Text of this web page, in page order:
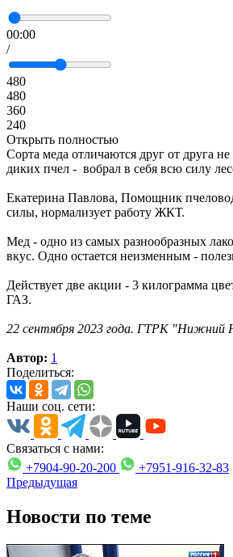
00:00
/
480
480
360
240
Открыть полностью
Сорта меда отличаются друг от друга
диких пчел - вобрал в себя всю силу
Екатерина Павлова, Помощник
силы, нормализует работу ЖКТ.
Мед - одно из самых разнообразных
вкус. Одно остается неизменным -
Действует две акции - 3 килограмма
ГАЗ.
22 сентября 2023 года. ГТРК "Нижний
Автор: 1
Поделиться:
Наши соц. сети:
Связаться с нами:
+7904-90-20-200
+7951-916-32-83
Предыдущая
Новости по теме